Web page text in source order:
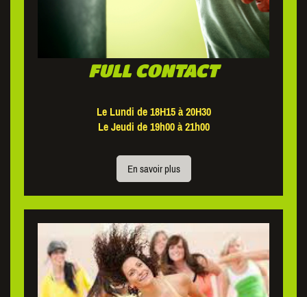
FULL CONTACT
Le Lundi de 18H15 à 20H30
Le Jeudi de 19h00 à 21h00
En savoir plus